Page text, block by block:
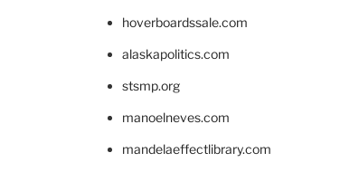
hoverboardssale.com
alaskapolitics.com
stsmp.org
manoelneves.com
mandelaeffectlibrary.com